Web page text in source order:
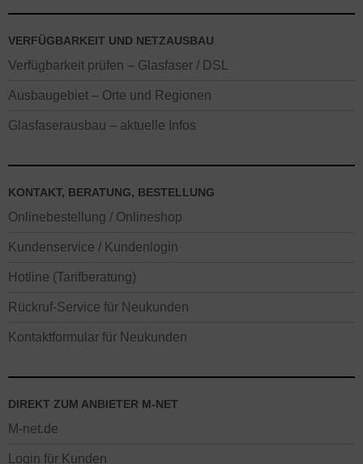
VERFÜGBARKEIT UND NETZAUSBAU
Verfügbarkeit prüfen – Glasfaser / DSL
Ausbaugebiet – Orte und Regionen
Glasfaserausbau – aktuelle Infos
KONTAKT, BERATUNG, BESTELLUNG
Onlinebestellung / Onlineshop
Kundenservice / Kundenlogin
Hotline (Tarifberatung)
Rückruf-Service für Neukunden
Kontaktformular für Neukunden
DIREKT ZUM ANBIETER M-NET
M-net.de
Login für Kunden